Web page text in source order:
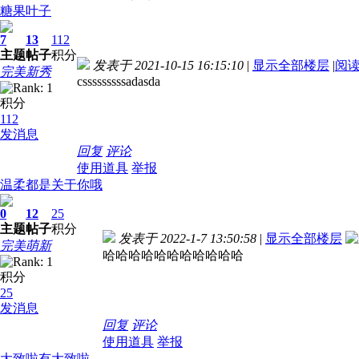
糖果叶子
7
主题
13
帖子
112
积分
完美新秀
积分
112
发消息
发表于 2021-10-15 16:15:10 | 显示全部楼层 |阅
csssssssssadasda
回复 评论
使用道具 举报
温柔都是关于你哦
0
主题
12
帖子
25
积分
完美萌新
积分
25
发消息
发表于 2022-1-7 13:50:58 | 显示全部楼层
哈哈哈哈哈哈哈哈哈哈哈
回复 评论
使用道具 举报